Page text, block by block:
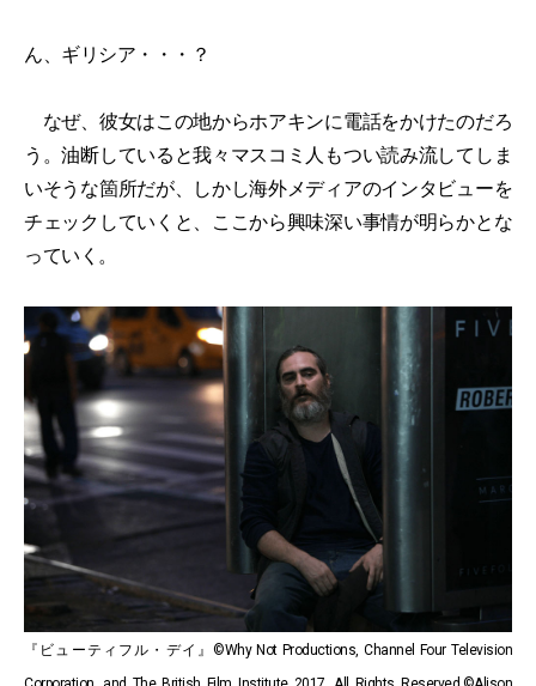
ん、ギリシア・・・？
なぜ、彼女はこの地からホアキンに電話をかけたのだろ
う。油断していると我々マスコミ人もつい読み流してしま
いそうな箇所だが、しかし海外メディアのインタビューを
チェックしていくと、ここから興味深い事情が明らかとな
っていく。
『ビューティフル・デイ』©Why Not Productions, Channel Four Television